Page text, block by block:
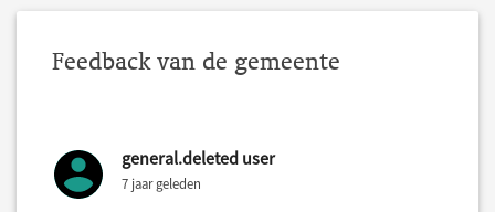
Feedback van de gemeente
general.deleted user
7 jaar geleden